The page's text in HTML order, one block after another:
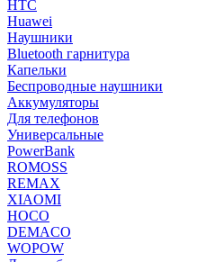
HTC
Huawei
Наушники
Bluetooth гарнитура
Капельки
Беспроводные наушники
Аккумуляторы
Для телефонов
Универсальные
PowerBank
ROMOSS
REMAX
XIAOMI
HOCO
DEMACO
WOPOW